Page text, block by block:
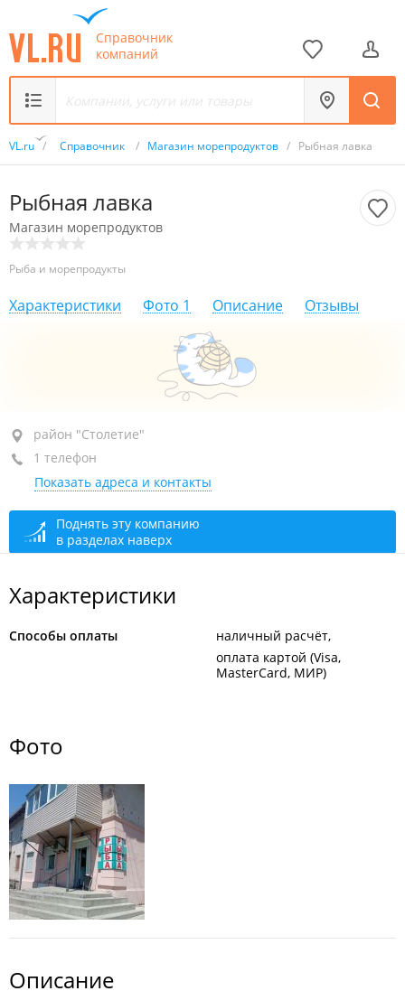
Справочник
компаний
VL.ru / Справочник / Магазин морепродуктов / Рыбная лавка
Рыбная лавка
Магазин морепродуктов
Рыба и морепродукты
Характеристики Фото 1 Описание Отзывы
район "Столетие", ул. Ильичева, 21
+7 951 025-55-57
сегодня закрыто
район "Столетие"
1 телефон
Показать адреса и контакты
Поднять эту компанию
в разделах наверх
Характеристики
Способы оплаты
наличный расчёт
оплата картой (Visa,
MasterCard, МИР)
Фото
Описание